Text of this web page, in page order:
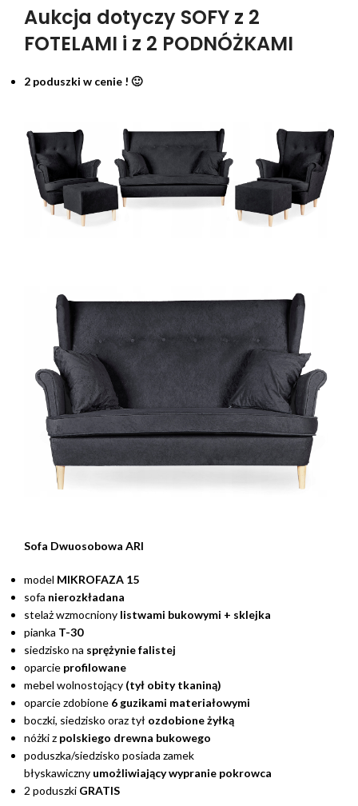
Aukcja dotyczy SOFY z 2
FOTELAMI i z 2 PODNÓŻKAMI
2 poduszki w cenie ! 🙂
Sofa Dwuosobowa ARI
model MIKROFAZA 15
sofa nierozkładana
stelaż wzmocniony listwami bukowymi + sklejka
pianka T-30
siedzisko na sprężynie falistej
oparcie profilowane
mebel wolnostojący (tył obity tkaniną)
oparcie zdobione 6 guzikami materiałowymi
boczki, siedzisko oraz tył ozdobione żyłką
nóżki z polskiego drewna bukowego
poduszka/siedzisko posiada zamek
błyskawiczny umożliwiający wypranie pokrowca
2 poduszki GRATIS